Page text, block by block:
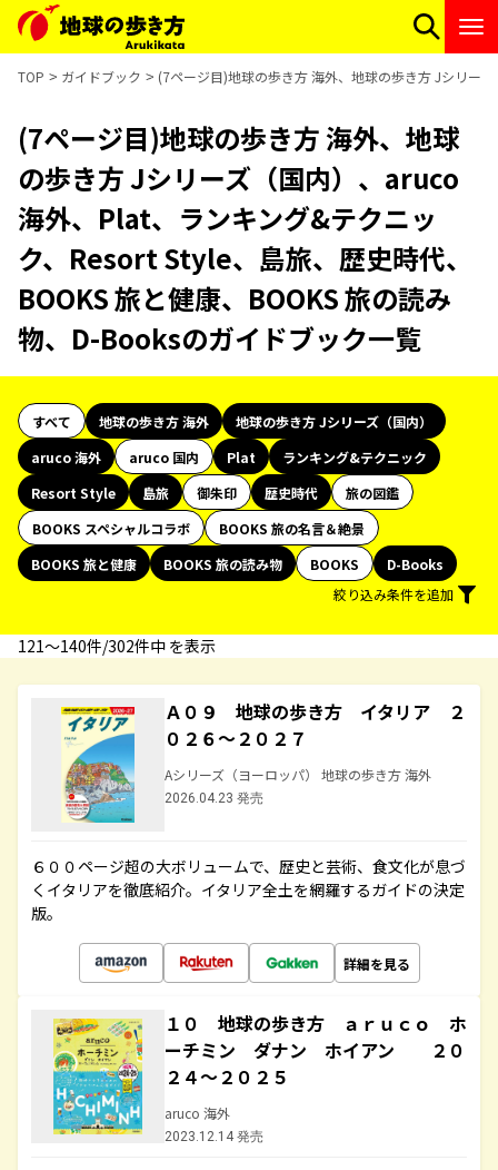
TOP ガイドブック (7ページ目)地球の歩き方 海外、地球の歩き方 Jシリー
(7ページ目)地球の歩き方 海外、地球
の歩き方 Jシリーズ（国内）、aruco
海外、Plat、ランキング&テクニッ
ク、Resort Style、島旅、歴史時代、
BOOKS 旅と健康、BOOKS 旅の読み
物、D-Booksのガイドブック一覧
すべて 地球の歩き方 海外
地球の歩き方 Jシリーズ（国内）
aruco 海外
aruco 国内 Plat
ランキング&テクニック
Resort Style
島旅 御朱印 歴史時代
旅の図鑑
BOOKS スペシャルコラボ
BOOKS 旅の名言＆絶景
BOOKS 旅と健康
BOOKS 旅の読み物 BOOKS
D-Books
絞り込み条件を追加
121〜140件/302件中 を表示
Ａ０９ 地球の歩き方 イタリア ２
０２６～２０２７
Aシリーズ（ヨーロッパ） 地球の歩き方 海外
2026.04.23 発売
６００ページ超の大ボリュームで、歴史と芸術、食文化が息づ
くイタリアを徹底紹介。イタリア全土を網羅するガイドの決定
版。
詳細を見る
１０ 地球の歩き方 ａｒｕｃｏ ホ
ーチミン ダナン ホイアン ２０
２４～２０２５
aruco 海外
2023.12.14 発売